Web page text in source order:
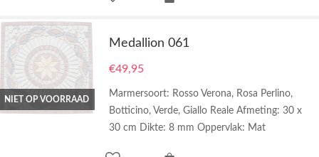
NIET OP VOORRAAD
Medallion 061
€49,95
Marmersoort: Rosso Verona, Rosa Perlino,
Botticino, Verde, Giallo Reale Afmeting: 30 x
30 cm Dikte: 8 mm Oppervlak: Mat